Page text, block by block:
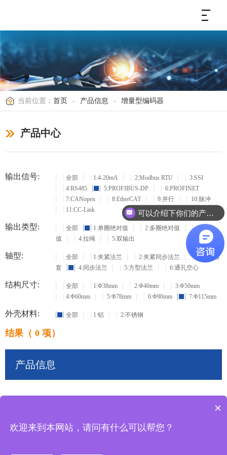
当前位置： 首页 - 产品信息 - 增量型编码器
产品中心
输出信号: 全部 1:4-20mA 2:Modbus RTU
3:SSI
4:RS485
5:PROFIBUS-DP
6:PROFINET
7:CANopen
8:EtherCAT 9:并行
10:脉冲
11:CC-Link
输出类型: 全部 1:单圈绝对值 2:多圈绝对值
3:增量
值
4:拉绳 5:双输出
轴型: 全部 1:夹紧法兰 2:夹紧同步法兰
3:盲孔轴
套
4:同步法兰 5:方型法兰 6:通孔空心
结构尺寸: 全部 1:Φ38mm 2:Φ40mm
3:Φ50mm
4:Φ60mm
5:Φ78mm 6:Φ90mm 7:Φ115mm
外壳材料: 全部 1:铝 2:不锈钢
结果（ 0 项）
产品信息
可以介绍下你们的产品么？
×
欢迎来到本网站，请问有什么可以帮您？